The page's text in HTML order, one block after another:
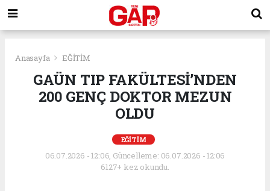
Anasayfa EĞİTİM
GAÜN TIP FAKÜLTESİ’NDEN
200 GENÇ DOKTOR MEZUN
OLDU
EĞİTİM
06.07.2026 - 12:06, Güncelleme: 06.07.2026 - 12:06
6127+ kez okundu.